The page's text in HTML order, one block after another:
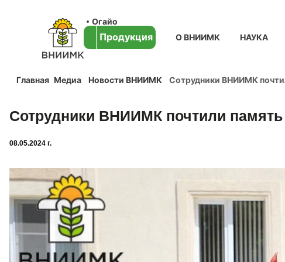
Огайо
Продукция О ВНИИМК НАУКА
Главная Медиа Новости ВНИИМК Сотрудники ВНИИМК
Сотрудники ВНИИМК почтили
08.05.2024 г.